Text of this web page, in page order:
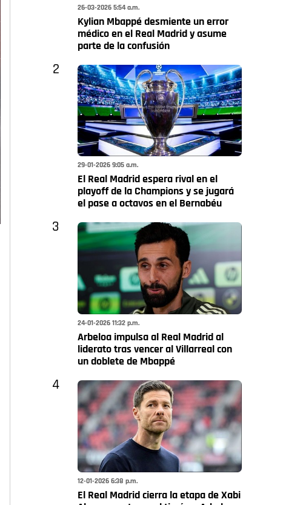
26-03-2026 5:54 a.m.
Kylian Mbappé desmiente un error
médico en el Real Madrid y asume
parte de la confusión
2
29-01-2026 9:05 a.m.
El Real Madrid espera rival en el
playoff de la Champions y se jugará
el pase a octavos en el Bernabéu
3
24-01-2026 11:32 p.m.
Arbeloa impulsa al Real Madrid al
liderato tras vencer al Villarreal con
un doblete de Mbappé
4
12-01-2026 6:38 p.m.
El Real Madrid cierra la etapa de Xabi